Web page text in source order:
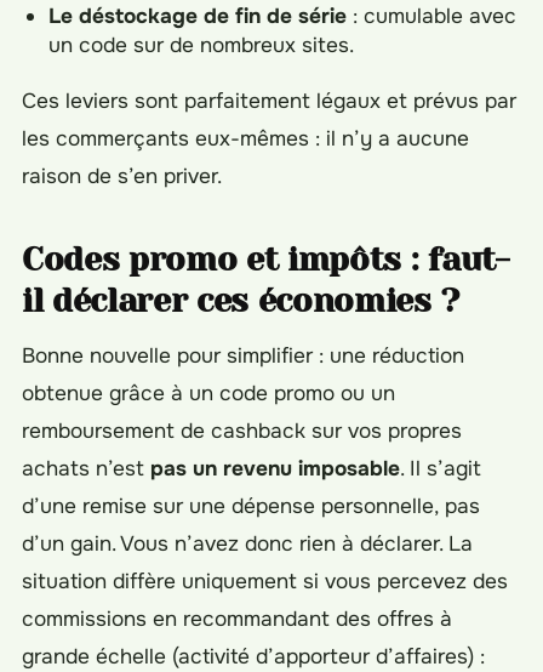
Le déstockage de fin de série : cumulable avec
un code sur de nombreux sites.
Ces leviers sont parfaitement légaux et prévus par
les commerçants eux-mêmes : il n’y a aucune
raison de s’en priver.
Codes promo et impôts : faut-
il déclarer ces économies ?
Bonne nouvelle pour simplifier : une réduction
obtenue grâce à un code promo ou un
remboursement de cashback sur vos propres
achats n’est pas un revenu imposable. Il s’agit
d’une remise sur une dépense personnelle, pas
d’un gain. Vous n’avez donc rien à déclarer. La
situation diffère uniquement si vous percevez des
commissions en recommandant des offres à
grande échelle (activité d’apporteur d’affaires) :